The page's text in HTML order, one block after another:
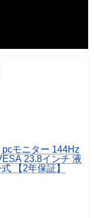
モニター 144Hz
23.8インチ 液
【2年保証】